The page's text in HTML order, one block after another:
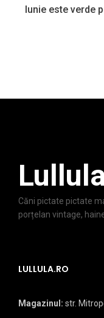
Iunie este verde
Căni pictate pictate
porțelan vintage,
LULLULA.RO
Magazinul: str.